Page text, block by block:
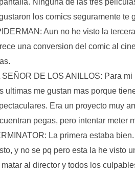
Ninguna de las tres
los comics seguramente te
Aun no he visto la
una conversion del comic al
SEÑOR DE LOS ANILLOS: Para
ultimas me gustan mas porque
Era un proyecto muy
pegas, pero intentar meter
La primera estaba
y no se pq pero esta la he visto
matar al director y todos los